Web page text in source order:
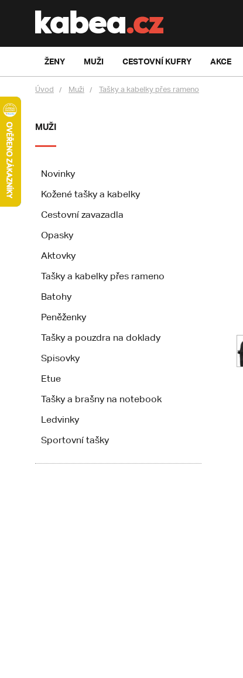
ŽENY MUŽI CESTOVNÍ KUFRY AKCE
Úvod Muži Tašky a kabelky přes rameno
MUŽI
Novinky
Kožené tašky a kabelky
Cestovní zavazadla
Opasky
Aktovky
Tašky a kabelky přes rameno
Batohy
Peněženky
Tašky a pouzdra na doklady
Spisovky
Etue
Tašky a brašny na notebook
Ledvinky
Sportovní tašky